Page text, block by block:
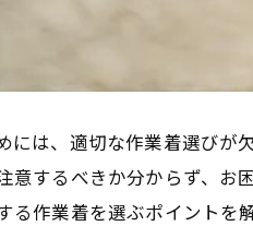
は、適切な作業着選びが
意するべきか分からず、お
る作業着を選ぶポイントを